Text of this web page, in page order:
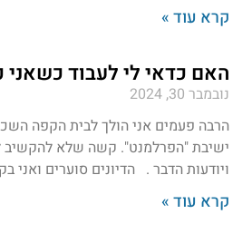
קרא עוד »
האם כדאי לי לעבוד כשאני
נובמבר 30, 2024
הרבה פעמים אני הולך לבית הקפה
ישיבת "הפרלמנט". קשה שלא להקשיב
ויודעות הדבר . הדיונים סוערים ואני
קרא עוד »